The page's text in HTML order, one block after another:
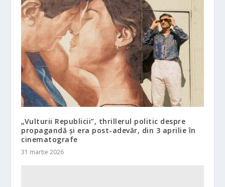
„Vulturii Republicii”, thrillerul politic despre
propagandă și era post-adevăr, din 3 aprilie în
cinematografe
31 martie 2026